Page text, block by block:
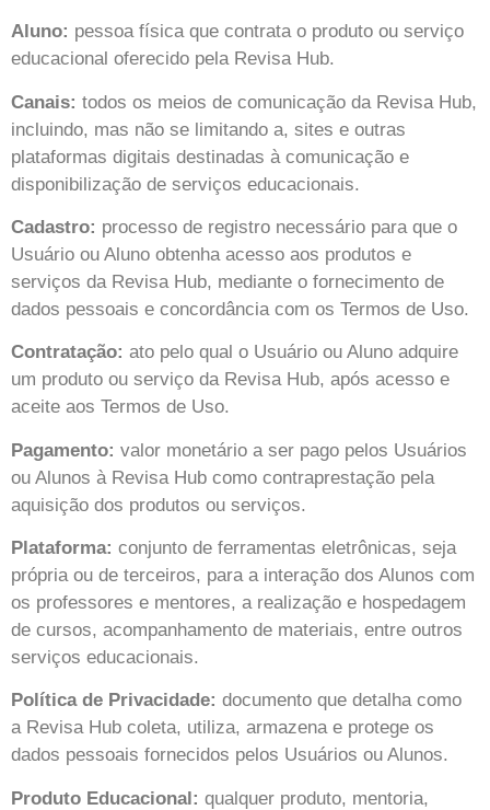
Aluno: pessoa física que contrata o produto ou serviço
educacional oferecido pela Revisa Hub.
Canais: todos os meios de comunicação da Revisa Hub,
incluindo, mas não se limitando a, sites e outras
plataformas digitais destinadas à comunicação e
disponibilização de serviços educacionais.
Cadastro: processo de registro necessário para que o
Usuário ou Aluno obtenha acesso aos produtos e
serviços da Revisa Hub, mediante o fornecimento de
dados pessoais e concordância com os Termos de Uso.
Contratação: ato pelo qual o Usuário ou Aluno adquire
um produto ou serviço da Revisa Hub, após acesso e
aceite aos Termos de Uso.
Pagamento: valor monetário a ser pago pelos Usuários
ou Alunos à Revisa Hub como contraprestação pela
aquisição dos produtos ou serviços.
Plataforma: conjunto de ferramentas eletrônicas, seja
própria ou de terceiros, para a interação dos Alunos com
os professores e mentores, a realização e hospedagem
de cursos, acompanhamento de materiais, entre outros
serviços educacionais.
Política de Privacidade: documento que detalha como
a Revisa Hub coleta, utiliza, armazena e protege os
dados pessoais fornecidos pelos Usuários ou Alunos.
Produto Educacional: qualquer produto, mentoria,